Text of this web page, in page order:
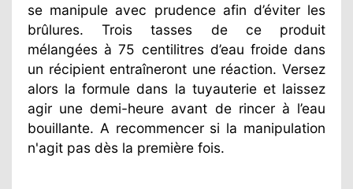
se manipule avec prudence afin d’éviter les
brûlures. Trois tasses de ce produit
mélangées à 75 centilitres d’eau froide dans
un récipient entraîneront une réaction. Versez
alors la formule dans la tuyauterie et laissez
agir une demi-heure avant de rincer à l’eau
bouillante. A recommencer si la manipulation
n'agit pas dès la première fois.